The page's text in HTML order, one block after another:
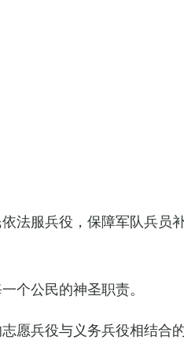
法服兵役，保障军队兵员
个公民的神圣职责。
愿兵役与义务兵役相结合的